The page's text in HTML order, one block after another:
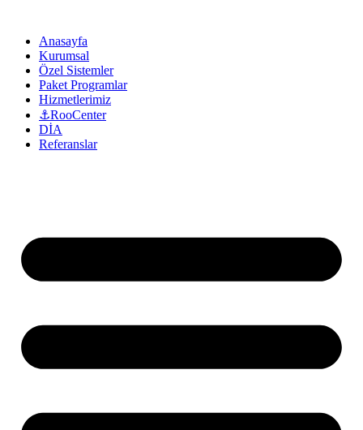
Anasayfa
Kurumsal
Özel Sistemler
Paket Programlar
Hizmetlerimiz
⚓RooCenter
DİA
Referanslar